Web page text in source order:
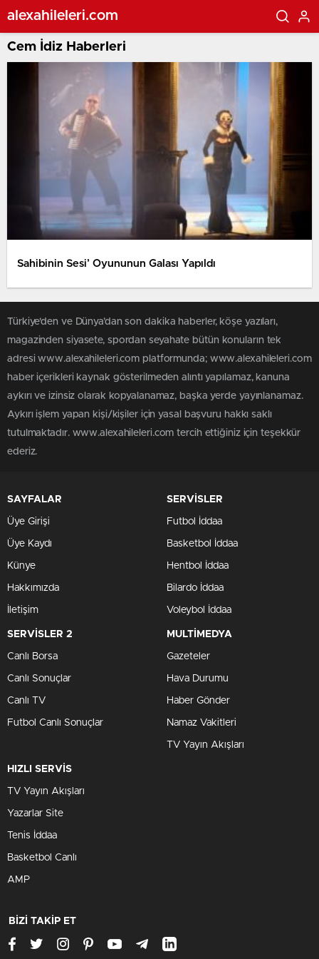
alexahileleri.com
Cem İdiz Haberleri
Sahibinin Sesi’ Oyununun Galası Yapıldı
Türkiye'den ve Dünya’dan son dakika haberler, köşe yazıları,
magazinden siyasete, spordan seyahate bütün konuların tek
adresi www.alexahileleri.com platformunda; www.alexahileleri.com
haber içerikleri kaynak gösterilmeden alıntı yapılamaz, kanuna
aykırı ve izinsiz olarak kopyalanamaz, başka yerde yayınlanamaz.
Aykırı işlem yapan kişi/kişiler için yasal başvuru hakkı saklı
tutulmaktadır. www.alexahileleri.com tercih ettiğiniz için teşekkür
ederiz.
SAYFALAR
Üye Girişi
Üye Kaydı
Künye
Hakkımızda
İletişim
SERVİSLER
Futbol İddaa
Basketbol İddaa
Hentbol İddaa
Bilardo İddaa
Voleybol İddaa
SERVİSLER 2
Canlı Borsa
Canlı Sonuçlar
Canlı TV
Futbol Canlı Sonuçlar
MULTİMEDYA
Gazeteler
Hava Durumu
Haber Gönder
Namaz Vakitleri
TV Yayın Akışları
HIZLI SERVİS
TV Yayın Akışları
Yazarlar Site
Tenis İddaa
Basketbol Canlı
AMP
BİZİ TAKİP ET